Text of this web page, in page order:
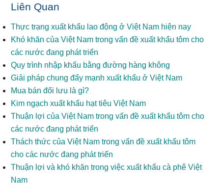
Liên Quan
Thực trạng xuất khẩu lao động ở Việt Nam hiện nay
Khó khăn của Việt Nam trong vấn đề xuất khẩu tôm cho
các nước đang phát triển
Quy trình nhập khẩu bằng đường hàng không
Giải pháp chung đẩy mạnh xuất khẩu ở Việt Nam
Mua bán đối lưu là gì?
Kim ngạch xuất khẩu hạt tiêu Việt Nam
Thuận lợi của Việt Nam trong vấn đề xuất khẩu tôm cho
các nước đang phát triển
Thách thức của Việt Nam trong vấn đề xuất khẩu tôm
cho các nước đang phát triển
Thuận lợi và khó khăn trong việc xuất khẩu cà phê Việt
Nam